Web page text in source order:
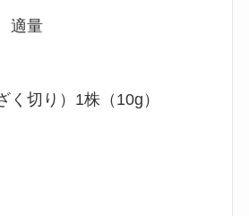
適量
く切り）1株（10g）